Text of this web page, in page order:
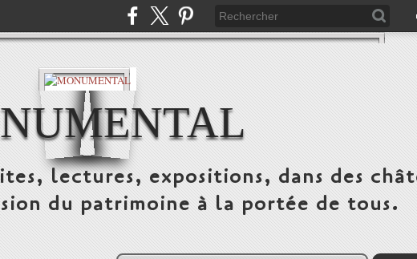
lectures, expositions, dans des
du patrimoine à la portée de tous.